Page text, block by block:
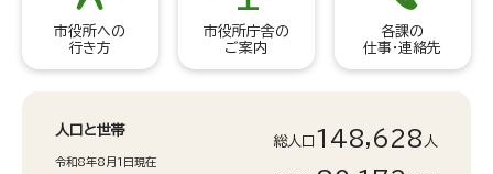
市役所への
行き方
市役所庁舎の
ご案内
各課の
仕事・連絡先
人口と世帯
令和8年8月1日現在
総人口 148,628 人